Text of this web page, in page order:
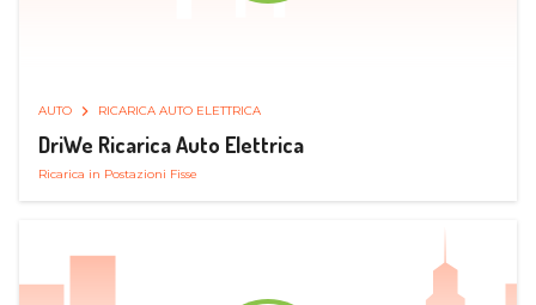
AUTO RICARICA AUTO ELETTRICA
DriWe Ricarica Auto Elettrica
Ricarica in Postazioni Fisse